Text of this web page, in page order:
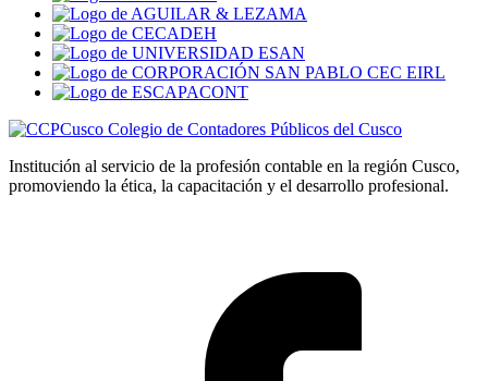
Colegio de Contadores Públicos del Cusco
Institución al servicio de la profesión contable en la región Cusco,
promoviendo la ética, la capacitación y el desarrollo profesional.